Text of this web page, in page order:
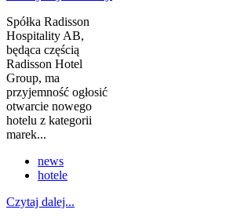
Spółka Radisson
Hospitality AB,
będąca częścią
Radisson Hotel
Group, ma
przyjemność ogłosić
otwarcie nowego
hotelu z kategorii
marek...
news
hotele
Czytaj dalej...